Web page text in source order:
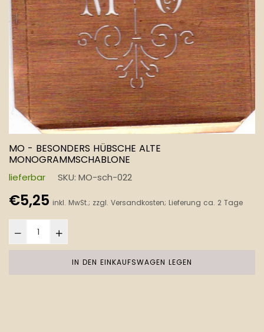
MO - BESONDERS HÜBSCHE ALTE
MONOGRAMMSCHABLONE
lieferbar SKU: MO-sch-022
Normaler
Preis
€5,25 inkl. MwSt.; zzgl. Versandkosten; Lieferung ca. 2 Tage
IN DEN EINKAUFSWAGEN LEGEN